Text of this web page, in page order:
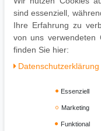
Lieferzustand:
Leicht
sind essenziell,
Ihre Erfahrung zu
von uns verwendeten
finden Sie hier:
Daten­schutz­erklärung
Essenziell
Marketing
Funktional